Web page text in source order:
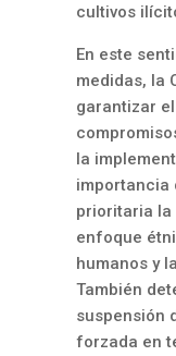
cultivos
En este
medidas, la
garantizar
la
importancia
prioritaria la
enfoque
humanos y
También
suspensión
forzada en